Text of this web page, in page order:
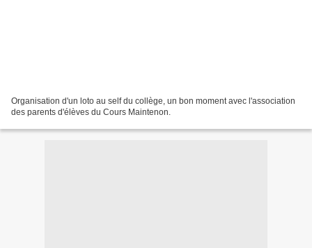
Organisation d'un loto au self du collège, un bon moment avec l'association
des parents d'élèves du Cours Maintenon.